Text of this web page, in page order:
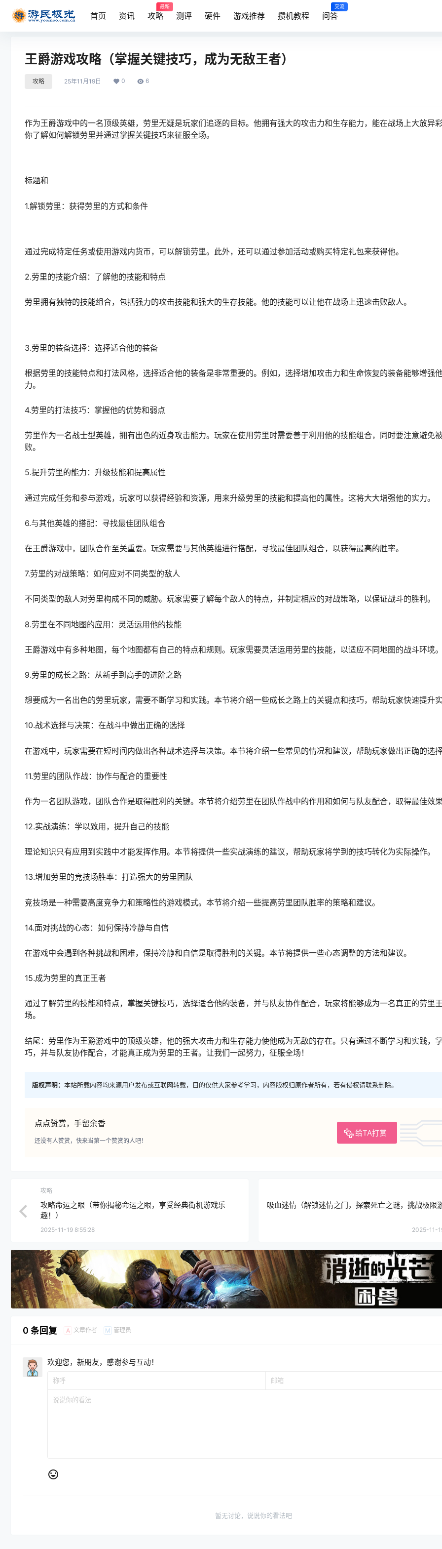
首页 资讯 攻略
最新
测评 硬件 游戏推荐 攒机教程 问答
交流
王爵游戏攻略（掌握关键技巧，成为无敌王者）
攻略 25年11月19日 0 6
作为王爵游戏中的一名顶级英雄，劳里无疑是玩家们追逐的目标。他拥有强大的攻击力和生存能力，能在战场上大放异
你了解如何解锁劳里并通过掌握关键技巧来征服全场。
标题和
1.解锁劳里：获得劳里的方式和条件
通过完成特定任务或使用游戏内货币，可以解锁劳里。此外，还可以通过参加活动或购买特定礼包来获得他。
2.劳里的技能介绍：了解他的技能和特点
劳里拥有独特的技能组合，包括强力的攻击技能和强大的生存技能。他的技能可以让他在战场上迅速击败敌人。
3.劳里的装备选择：选择适合他的装备
根据劳里的技能特点和打法风格，选择适合他的装备是非常重要的。例如，选择增加攻击力和生命恢复的装备能够增强
力。
4.劳里的打法技巧：掌握他的优势和弱点
劳里作为一名战士型英雄，拥有出色的近身攻击能力。玩家在使用劳里时需要善于利用他的技能组合，同时要注意避免
败。
5.提升劳里的能力：升级技能和提高属性
通过完成任务和参与游戏，玩家可以获得经验和资源，用来升级劳里的技能和提高他的属性。这将大大增强他的实力。
6.与其他英雄的搭配：寻找最佳团队组合
在王爵游戏中，团队合作至关重要。玩家需要与其他英雄进行搭配，寻找最佳团队组合，以获得最高的胜率。
7.劳里的对战策略：如何应对不同类型的敌人
不同类型的敌人对劳里构成不同的威胁。玩家需要了解每个敌人的特点，并制定相应的对战策略，以保证战斗的胜利。
8.劳里在不同地图的应用：灵活运用他的技能
王爵游戏中有多种地图，每个地图都有自己的特点和规则。玩家需要灵活运用劳里的技能，以适应不同地图的战斗环境。
9.劳里的成长之路：从新手到高手的进阶之路
想要成为一名出色的劳里玩家，需要不断学习和实践。本节将介绍一些成长之路上的关键点和技巧，帮助玩家快速提升实
10.战术选择与决策：在战斗中做出正确的选择
在游戏中，玩家需要在短时间内做出各种战术选择与决策。本节将介绍一些常见的情况和建议，帮助玩家做出正确的选择
11.劳里的团队作战：协作与配合的重要性
作为一名团队游戏，团队合作是取得胜利的关键。本节将介绍劳里在团队作战中的作用和如何与队友配合，取得最佳效果
12.实战演练：学以致用，提升自己的技能
理论知识只有应用到实践中才能发挥作用。本节将提供一些实战演练的建议，帮助玩家将学到的技巧转化为实际操作。
13.增加劳里的竞技场胜率：打造强大的劳里团队
竞技场是一种需要高度竞争力和策略性的游戏模式。本节将介绍一些提高劳里团队胜率的策略和建议。
14.面对挑战的心态：如何保持冷静与自信
在游戏中会遇到各种挑战和困难，保持冷静和自信是取得胜利的关键。本节将提供一些心态调整的方法和建议。
15.成为劳里的真正王者
通过了解劳里的技能和特点，掌握关键技巧，选择适合他的装备，并与队友协作配合，玩家将能够成为一名真正的劳里
场。
结尾：劳里作为王爵游戏中的顶级英雄，他的强大攻击力和生存能力使他成为无敌的存在。只有通过不断学习和实践，
巧，并与队友协作配合，才能真正成为劳里的王者。让我们一起努力，征服全场！
版权声明： 本站所载内容均来源用户发布或互联网转载，目的仅供大家参考学习，内容版权归原作者所有，若有侵权请联系删除。
点点赞赏，手留余香
给TA打赏
还没有人赞赏，快来当第一个赞赏的人吧！
攻略
攻略命运之眼（带你揭秘命运之眼，享受经典街机游戏乐
趣！）
2025-11-19 8:55:28
吸血迷情（解锁迷情之门，探索死亡之谜，挑战极限
2025-11-
0 条回复 A 文章作者 M 管理员
欢迎您，新朋友，感谢参与互动！
暂无讨论，说说你的看法吧